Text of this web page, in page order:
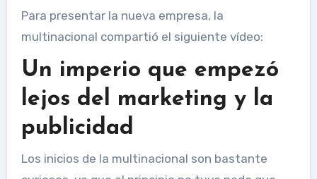
Para presentar la nueva empresa, la
multinacional compartió el siguiente vídeo:
Un imperio que empezó
lejos del marketing y la
publicidad
Los inicios de la multinacional son bastante